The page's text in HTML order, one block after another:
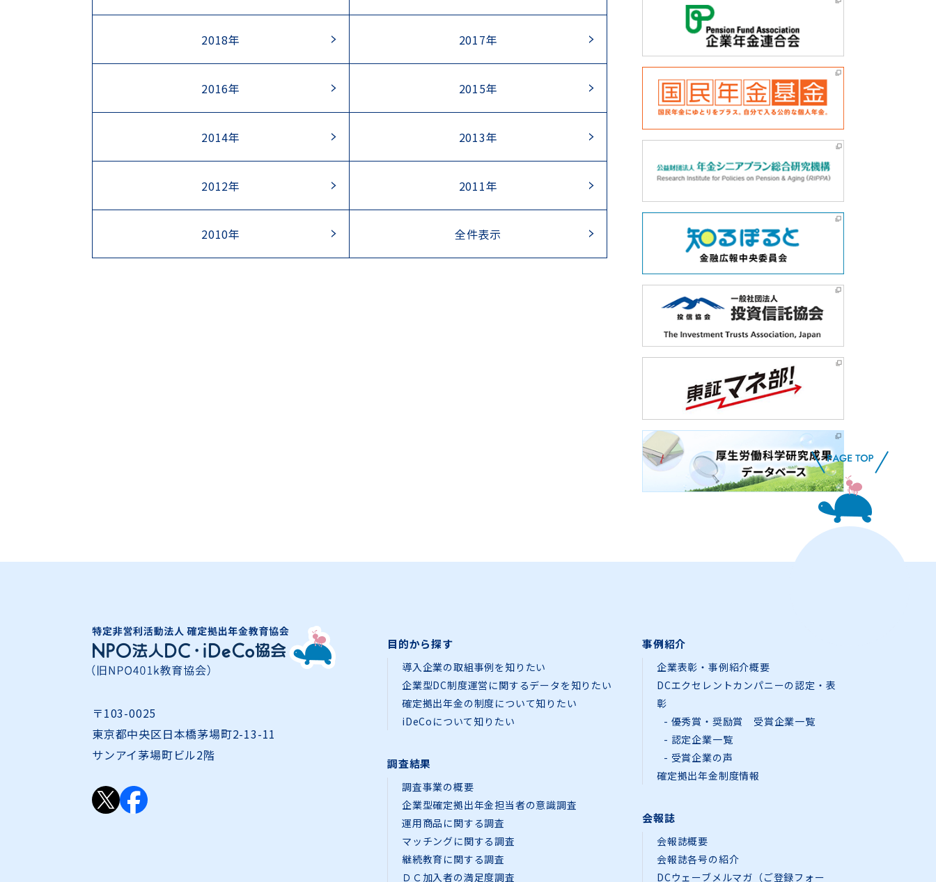
2018年 2017年
2016年 2015年
2014年 2013年
2012年 2011年
2010年 全件表示
〒103-0025
東京都中央区日本橋茅場町2-13-11
サンアイ茅場町ビル2階
目的から探す
導入企業の取組事例を知りたい
企業型DC制度運営に関するデータを知りたい
確定拠出年金の制度について知りたい
iDeCoについて知りたい
調査結果
調査事業の概要
企業型確定拠出年金担当者の意識調査
運用商品に関する調査
マッチングに関する調査
継続教育に関する調査
ＤＣ加入者の満足度調査
事例紹介
企業表彰・事例紹介概要
DCエクセレントカンパニーの認定・表
彰
優秀賞・奨励賞 受賞企業一覧
認定企業一覧
受賞企業の声
確定拠出年金制度情報
会報誌
会報誌概要
会報誌各号の紹介
DCウェーブメルマガ（ご登録フォー